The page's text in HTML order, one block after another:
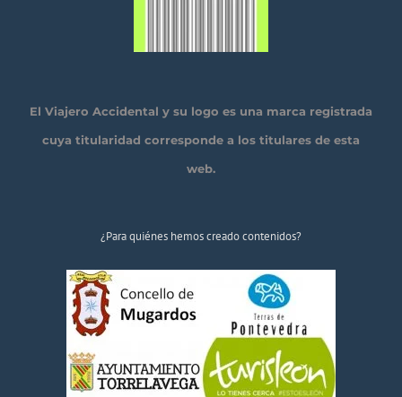
El Viajero Accidental y su logo es una marca registrada
cuya titularidad corresponde a los titulares de esta
web.
¿Para quiénes hemos creado contenidos?